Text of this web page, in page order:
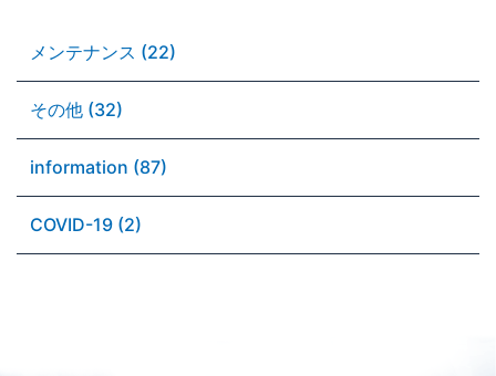
メンテナンス (22)
その他 (32)
information (87)
COVID-19 (2)